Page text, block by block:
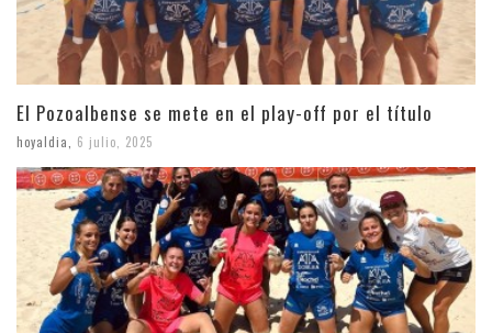
El Pozoalbense se mete en el play-off por el título
hoyaldia, 6 julio, 2025